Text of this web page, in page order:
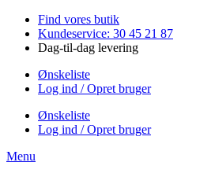
Videre
indhold
Find vores butik
Kundeservice: 30 45 21 87
Dag-til-dag levering
Ønskeliste
Log ind / Opret bruger
Ønskeliste
Log ind / Opret bruger
Menu